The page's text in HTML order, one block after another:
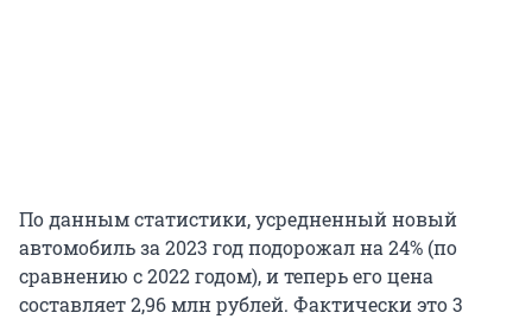
По данным статистики, усредненный новый
автомобиль за 2023 год подорожал на 24% (по
сравнению с 2022 годом), и теперь его цена
составляет 2,96 млн рублей. Фактически это 3